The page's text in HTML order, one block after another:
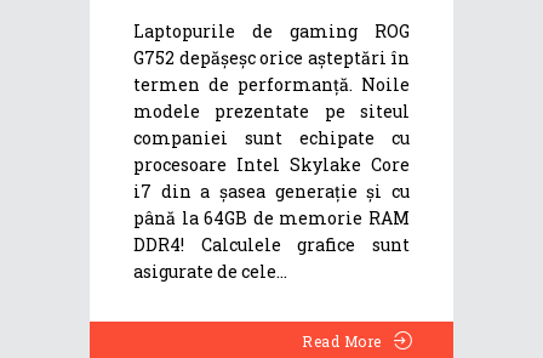
Laptopurile de gaming ROG
G752 depășeșc orice așteptări în
termen de performanță. Noile
modele prezentate pe siteul
companiei sunt echipate cu
procesoare Intel Skylake Core
i7 din a șasea generație și cu
până la 64GB de memorie RAM
DDR4! Calculele grafice sunt
asigurate de cele
Read More